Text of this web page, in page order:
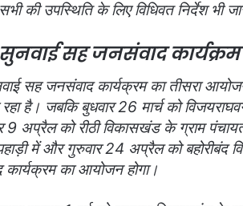
की उपस्थिति के लिए विधिवत निर्देश भी
सह जनसंवाद कार्यक्रम
सह जनसंवाद कार्यक्रम का तीसरा
रहा है। जबकि बुधवार 26 मार्च को
9 अप्रैल को रीठी विकासखंड के ग्राम
में और गुरुवार 24 अप्रैल को
कार्यक्रम का आयोजन होगा।